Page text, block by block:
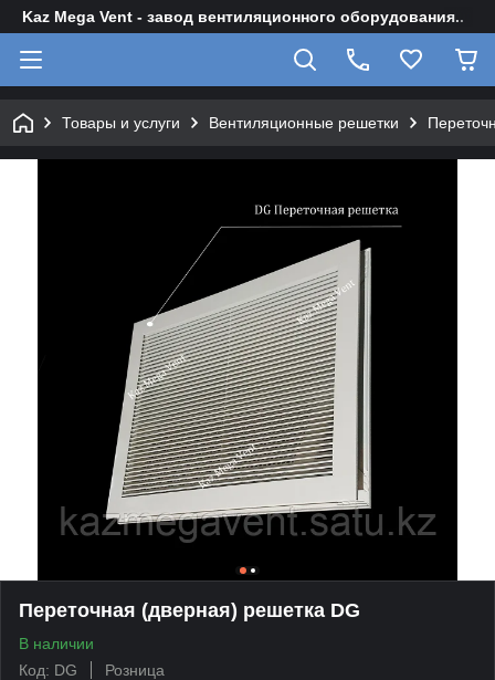
Kaz Mega Vent - завод вентиляционного оборудования..
Товары и услуги Вентиляционные решетки
Переточная (дверная) решетка DG
В наличии
Код: DG
Розница